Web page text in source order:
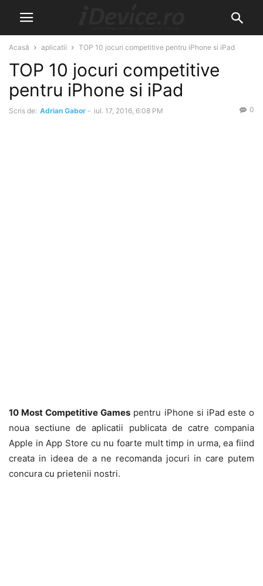
Acasă aplicatii TOP 10 jocuri competitive pentru iPhone si iPad
TOP 10 jocuri competitive
pentru iPhone si iPad
Scris de: Adrian Gabor - iul. 17, 2016, 6:08 PM 0
10 Most Competitive Games pentru iPhone si iPad este o
noua sectiune de aplicatii publicata de catre compania
Apple in App Store cu nu foarte mult timp in urma, ea fiind
creata in ideea de a ne recomanda jocuri in care putem
concura cu prietenii nostri.